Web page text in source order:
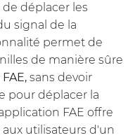
déplacer les
signal de la
permet de
de manière sûre
sans devoir
pour déplacer la
FAE offre
utilisateurs d'un